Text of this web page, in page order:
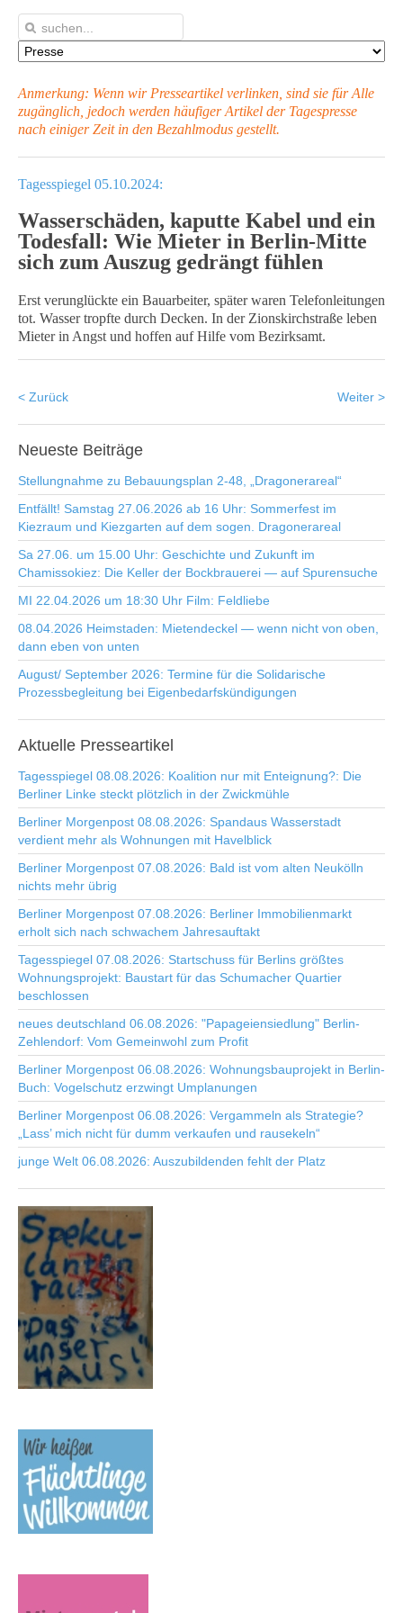
Anmerkung: Wenn wir Presseartikel verlinken, sind sie für Alle
zugänglich, jedoch werden häufiger Artikel der Tagespresse
nach einiger Zeit in den Bezahlmodus gestellt.
Tagesspiegel 05.10.2024:
Wasserschäden, kaputte Kabel und ein
Todesfall: Wie Mieter in Berlin-Mitte
sich zum Auszug gedrängt fühlen
Erst verunglückte ein Bauarbeiter, später waren Telefonleitungen
tot. Wasser tropfte durch Decken. In der Zionskirchstraße leben
Mieter in Angst und hoffen auf Hilfe vom Bezirksamt.
< Zurück Weiter >
Neueste Beiträge
Stellungnahme zu Bebauungsplan 2-48, „Dragonerareal“
Entfällt! Samstag 27.06.2026 ab 16 Uhr: Sommerfest im
Kiezraum und Kiezgarten auf dem sogen. Dragonerareal
Sa 27.06. um 15.00 Uhr: Geschichte und Zukunft im
Chamissokiez: Die Keller der Bockbrauerei — auf Spurensuche
MI 22.04.2026 um 18:30 Uhr Film: Feldliebe
08.04.2026 Heimstaden: Mietendeckel — wenn nicht von oben,
dann eben von unten
August/ September 2026: Termine für die Solidarische
Prozessbegleitung bei Eigenbedarfskündigungen
Aktuelle Presseartikel
Tagesspiegel 08.08.2026: Koalition nur mit Enteignung?: Die
Berliner Linke steckt plötzlich in der Zwickmühle
Berliner Morgenpost 08.08.2026: Spandaus Wasserstadt
verdient mehr als Wohnungen mit Havelblick
Berliner Morgenpost 07.08.2026: Bald ist vom alten Neukölln
nichts mehr übrig
Berliner Morgenpost 07.08.2026: Berliner Immobilienmarkt
erholt sich nach schwachem Jahresauftakt
Tagesspiegel 07.08.2026: Startschuss für Berlins größtes
Wohnungsprojekt: Baustart für das Schumacher Quartier
beschlossen
neues deutschland 06.08.2026: "Papageiensiedlung" Berlin-
Zehlendorf: Vom Gemeinwohl zum Profit
Berliner Morgenpost 06.08.2026: Wohnungsbauprojekt in Berlin-
Buch: Vogelschutz erzwingt Umplanungen
Berliner Morgenpost 06.08.2026: Vergammeln als Strategie?
„Lass’ mich nicht für dumm verkaufen und rausekeln“
junge Welt 06.08.2026: Auszubildenden fehlt der Platz